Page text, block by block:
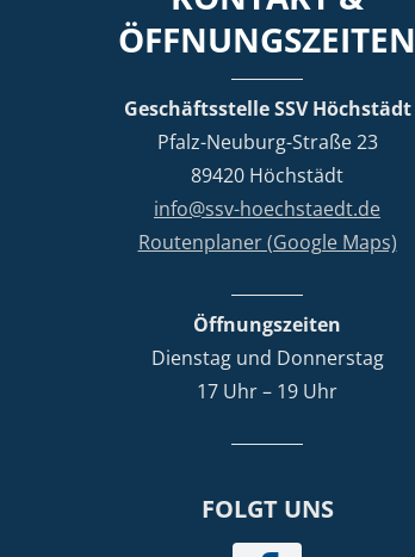
ÖFFNUNGSZEITEN
Geschäftsstelle SSV Höchstädt
Pfalz-Neuburg-Straße 23
89420 Höchstädt
info@ssv-hoechstaedt.de
Routenplaner (Google Maps)
Öffnungszeiten
Dienstag und Donnerstag
17 Uhr – 19 Uhr
FOLGT UNS